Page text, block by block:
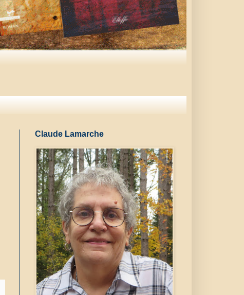
Claude Lamarche